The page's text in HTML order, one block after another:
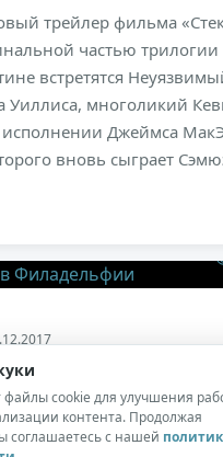
трейлер фильма
частью
встретятся
Уиллиса, многоликий
Джеймса
вновь сыграет
в Филадельфии
файлы cookie для улучшения
контента. Продолжая
соглашаетесь с нашей